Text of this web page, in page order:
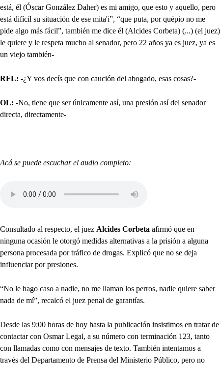
está, él (Óscar González Daher) es mi amigo, que esto y aquello, pero
está difícil su situación de ese mita'i”, “que puta, por quépio no me
pide algo más fácil”, también me dice él (Alcides Corbeta) (...) (el juez)
le quiere y le respeta mucho al senador, pero 22 años ya es juez, ya es
un viejo también-
RFL: -¿Y vos decís que con caución del abogado, esas cosas?-
OL: -No, tiene que ser únicamente así, una presión así del senador
directa, directamente-
Acá se puede escuchar el audio completo:
Consultado al respecto, el juez Alcides Corbeta afirmó que en
ninguna ocasión le otorgó medidas alternativas a la prisión a alguna
persona procesada por tráfico de drogas. Explicó que no se deja
influenciar por presiones.
“No le hago caso a nadie, no me llaman los perros, nadie quiere saber
nada de mí”, recalcó el juez penal de garantías.
Desde las 9:00 horas de hoy hasta la publicación insistimos en tratar de
contactar con Osmar Legal, a su número con terminación 123, tanto
con llamadas como con mensajes de texto. También intentamos a
través del Departamento de Prensa del Ministerio Público, pero no